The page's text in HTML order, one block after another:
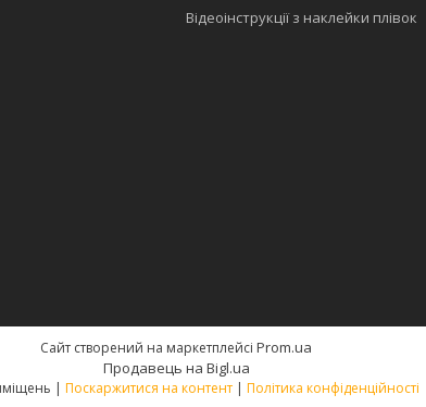
Відеоінструкції з наклейки плівок
Сайт створений на маркетплейсі Prom.ua
Продавець на Bigl.ua
Декор приміщень | Поскаржитися на контент | Політика конфіденційності